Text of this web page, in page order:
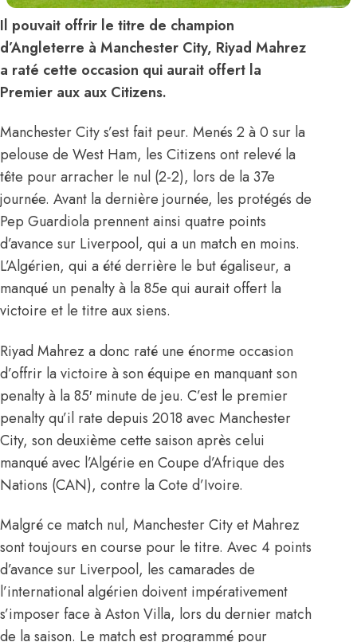
Il pouvait offrir le titre de champion
d’Angleterre à Manchester City, Riyad Mahrez
a raté cette occasion qui aurait offert la
Premier aux aux Citizens.
Manchester City s’est fait peur. Menés 2 à 0 sur la
pelouse de West Ham, les Citizens ont relevé la
tête pour arracher le nul (2-2), lors de la 37e
journée. Avant la dernière journée, les protégés de
Pep Guardiola prennent ainsi quatre points
d’avance sur Liverpool, qui a un match en moins.
L’Algérien, qui a été derrière le but égaliseur, a
manqué un penalty à la 85e qui aurait offert la
victoire et le titre aux siens.
Riyad Mahrez a donc raté une énorme occasion
d’offrir la victoire à son équipe en manquant son
penalty à la 85′ minute de jeu. C’est le premier
penalty qu’il rate depuis 2018 avec Manchester
City, son deuxième cette saison après celui
manqué avec l’Algérie en Coupe d’Afrique des
Nations (CAN), contre la Cote d’Ivoire.
Malgré ce match nul, Manchester City et Mahrez
sont toujours en course pour le titre. Avec 4 points
d’avance sur Liverpool, les camarades de
l’international algérien doivent impérativement
s’imposer face à Aston Villa, lors du dernier match
de la saison. Le match est programmé pour